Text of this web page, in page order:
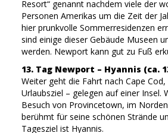
Resort“ genannt nachdem viele der
Personen Amerikas um die Zeit der
hier prunkvolle Sommerresidenzen
sind einige dieser Gebäude Museen
werden. Newport kann gut zu Fuß
13. Tag Newport – Hyannis (ca.
Weiter geht die Fahrt nach Cape
Urlaubsziel – gelegen auf einer Insel.
Besuch von Provincetown, im
berühmt für seine schönen Strände
Tagesziel ist Hyannis.